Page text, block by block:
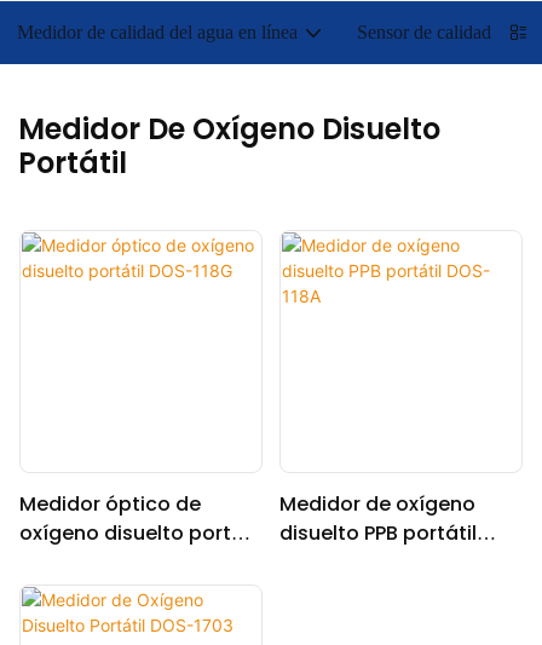
Medidor de calidad del agua en línea Sensor de calidad del
Medidor De Oxígeno Disuelto
Portátil
Medidor óptico de
oxígeno disuelto portátil
Medidor de oxígeno
disuelto PPB portátil